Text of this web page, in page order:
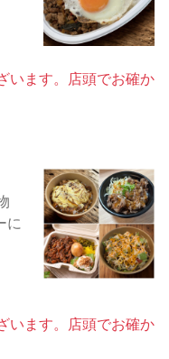
います。店頭でお確か
に
います。店頭でお確か